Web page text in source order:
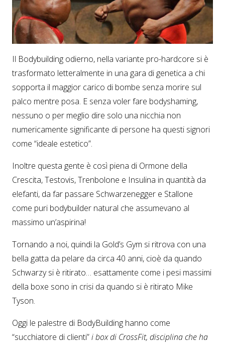
Il Bodybuilding odierno, nella variante pro-hardcore si è
trasformato letteralmente in una gara di genetica a chi
sopporta il maggior carico di bombe senza morire sul
palco mentre posa. E senza voler fare bodyshaming,
nessuno o per meglio dire solo una nicchia non
numericamente significante di persone ha questi signori
come “ideale estetico”.
Inoltre questa gente è così piena di Ormone della
Crescita, Testovis, Trenbolone e Insulina in quantità da
elefanti, da far passare Schwarzenegger e Stallone
come puri bodybuilder natural che assumevano al
massimo un’aspirina!
Tornando a noi, quindi la Gold’s Gym si ritrova con una
bella gatta da pelare da circa 40 anni, cioè da quando
Schwarzy si è ritirato… esattamente come i pesi massimi
della boxe sono in crisi da quando si è ritirato Mike
Tyson.
Oggi le palestre di BodyBuilding hanno come
“succhiatore di clienti”i box di CrossFit, disciplina che ha